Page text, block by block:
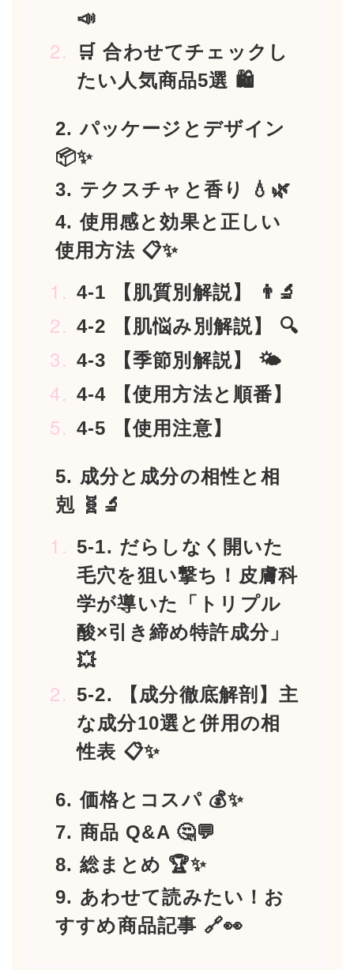
📣
🛒 合わせてチェックし
たい人気商品5選 🛍️
2. パッケージとデザイン
📦✨
3. テクスチャと香り 💧🌿
4. 使用感と効果と正しい
使用方法 📋✨
4-1 【肌質別解説】 👨‍🔬
4-2 【肌悩み別解説】 🔍
4-3 【季節別解説】 🌤️
4-4 【使用方法と順番】
4-5 【使用注意】
5. 成分と成分の相性と相
剋 🧬🔬
5-1. だらしなく開いた
毛穴を狙い撃ち！皮膚科
学が導いた「トリプル
酸×引き締め特許成分」
💥
5-2. 【成分徹底解剖】主
な成分10選と併用の相
性表 📋✨
6. 価格とコスパ 💰✨
7. 商品 Q&A 🤔💬
8. 総まとめ 🏆✨
9. あわせて読みたい！お
すすめ商品記事 🔗👀